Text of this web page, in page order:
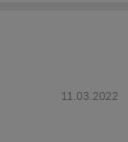
11.03.2022